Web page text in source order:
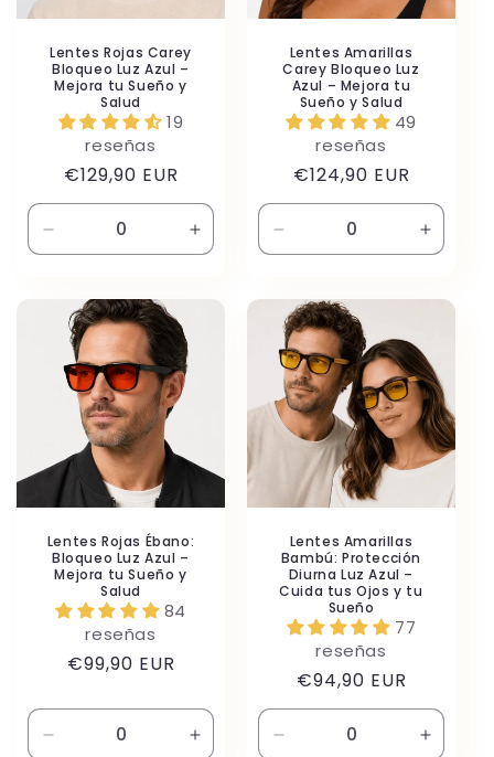
Lentes Rojas Carey
Bloqueo Luz Azul –
Mejora tu Sueño y
Salud
19
reseñas
Precio
habitual
€129,90 EUR
cantidad
Default
Title
Aumentar
cantidad
Default
Lentes Amarillas
Carey Bloqueo Luz
Azul – Mejora tu
Sueño y Salud
49
reseñas
Precio
habitual
€124,90 EUR
cantidad
Default
Title
Default
Lentes Rojas Ébano:
Bloqueo Luz Azul –
Mejora tu Sueño y
Salud
84
reseñas
Precio
€99,90 EUR
Aumentar
Lentes Amarillas
Bambú: Protección
Diurna Luz Azul –
Cuida tus Ojos y tu
Sueño
77
reseñas
Precio
habitual
€94,90 EUR